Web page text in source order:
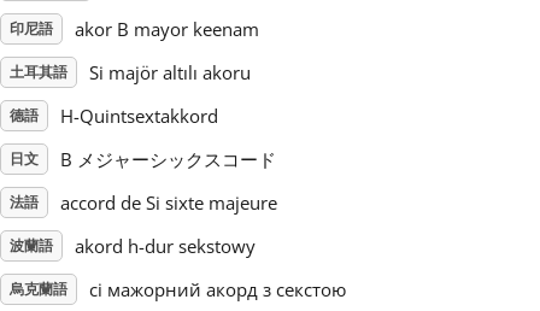
Русский
Svenska
Tiếng Việt
印尼語 akor B mayor keenam
土耳其語 Si majör altılı akoru
德語 H-Quintsextakkord
日文 B メジャーシックスコード
法語 accord de Si sixte majeure
波蘭語 akord h-dur sekstowy
烏克蘭語 сі мажорний акорд з секстою